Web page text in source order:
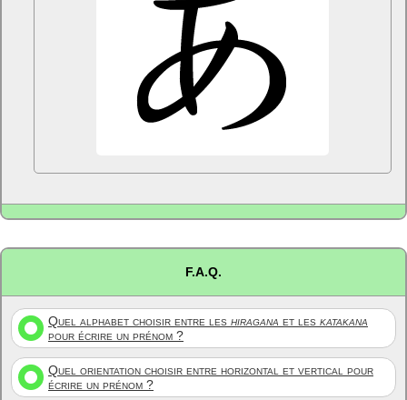
F.A.Q.
Quel alphabet choisir entre les hiragana et les katakana
pour écrire un prénom ?
Quel orientation choisir entre horizontal et vertical pour
écrire un prénom ?